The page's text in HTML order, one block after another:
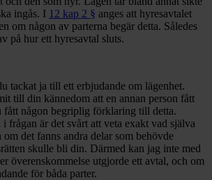
ingås. I 12 kap 2 § anges att hyresavtalet
om någon av parterna begär detta. Således
på hur ett hyresavtal sluts.
tackat ja till ett erbjudande om lägenhet.
till din kännedom att en annan person fått
fått någon begriplig förklaring till detta.
frågan är det svårt att veta exakt vad själva
det fanns andra delar som behövde
skulle bli din. Därmed kan jag inte med
överenskommelse utgjorde ett avtal, och om
för båda parter.